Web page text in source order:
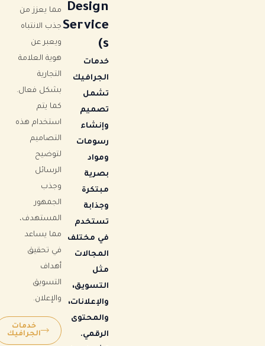
Design
Service
خدمات
الجرافيك
تشمل
تصميم
وإنشاء
رسومات
ومواد
بصرية
مبتكرة
وجذابة
تستخدم
في مختلف
المجالات
مثل
التسويق،
والإعلانات،
والمحتوى
الرقمي.
مما يعزز من
جذب الانتباه
ويعبر عن
هوية العلامة
التجارية
بشكل فعال.
كما يتم
استخدام هذه
التصاميم
لتوضيح
الرسائل
وجذب
الجمهور
المستهدف،
مما يساعد
في تحقيق
أهداف
التسويق
والإعلان.
خدمات
الجرافيك